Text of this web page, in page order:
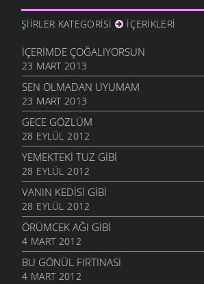
ŞIIRLER KATEGORISI İÇERIKLERI
İÇERIMDE ÇOĞALIYORSUN
23 MART 2013
SEN OLMADAN UYUMAM
23 MART 2013
GECE GÖZLÜM
28 EYLÜL 2012
YEMEKTEKI TUZ GIBI
28 EYLÜL 2012
VANIN KEDISI GIBI
28 EYLÜL 2012
ÖRÜMCEK AĞI GIBI
4 MART 2012
BU GÖNÜL FIRTINASI
4 MART 2012